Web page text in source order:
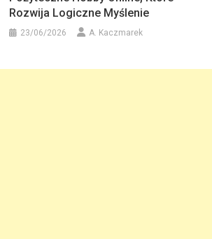
Rozwija Logiczne Myślenie
23/06/2026 A. Kaczmarek